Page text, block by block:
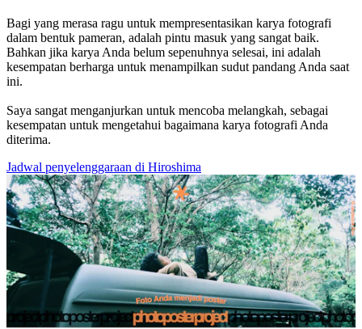
Bagi yang merasa ragu untuk mempresentasikan karya fotografi
dalam bentuk pameran, adalah pintu masuk yang sangat baik.
Bahkan jika karya Anda belum sepenuhnya selesai, ini adalah
kesempatan berharga untuk menampilkan sudut pandang Anda saat
ini.
Saya sangat menganjurkan untuk mencoba melangkah, sebagai
kesempatan untuk mengetahui bagaimana karya fotografi Anda
diterima.
Jadwal penyelenggaraan di Hiroshima